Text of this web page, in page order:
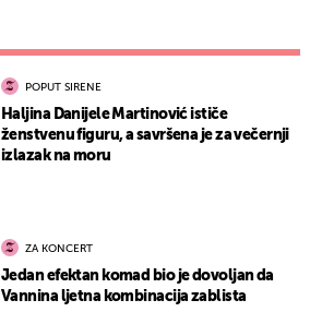
POPUT SIRENE
Haljina Danijele Martinović ističe
ženstvenu figuru, a savršena je za večernji
izlazak na moru
ZA KONCERT
Jedan efektan komad bio je dovoljan da
Vannina ljetna kombinacija zablista